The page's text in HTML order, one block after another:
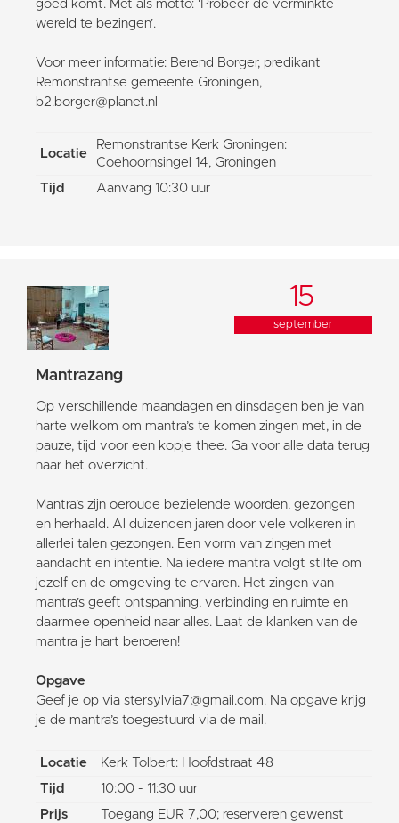
goed komt. Met als motto: ‘Probeer de verminkte
wereld te bezingen’.
Voor meer informatie: Berend Borger, predikant
Remonstrantse gemeente Groningen,
b2.borger@planet.nl
Locatie
Remonstrantse Kerk Groningen:
Coehoornsingel 14, Groningen
Tijd
Aanvang 10:30 uur
15
september
Mantrazang
Op verschillende maandagen en dinsdagen ben je van
harte welkom om mantra’s te komen zingen met, in de
pauze, tijd voor een kopje thee. Ga voor alle data terug
naar het overzicht.
Mantra’s zijn oeroude bezielende woorden, gezongen
en herhaald. Al duizenden jaren door vele volkeren in
allerlei talen gezongen. Een vorm van zingen met
aandacht en intentie. Na iedere mantra volgt stilte om
jezelf en de omgeving te ervaren. Het zingen van
mantra’s geeft ontspanning, verbinding en ruimte en
daarmee openheid naar alles. Laat de klanken van de
mantra je hart beroeren!
Opgave
Geef je op via stersylvia7@gmail.com. Na opgave krijg
je de mantra’s toegestuurd via de mail.
Locatie
Kerk Tolbert: Hoofdstraat 48
Tijd
10:00 - 11:30 uur
Prijs
Toegang EUR 7,00; reserveren gewenst